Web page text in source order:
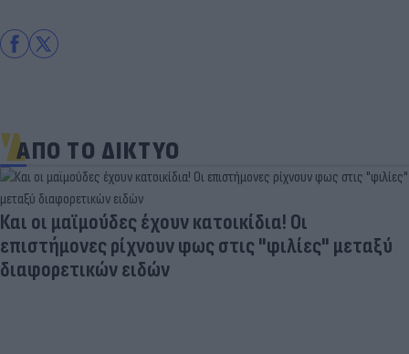
ΑΠΟ ΤΟ ΔΙΚΤΥΟ
Και οι μαϊμούδες έχουν κατοικίδια! Οι
επιστήμονες ρίχνουν φως στις "φιλίες" μεταξύ
διαφορετικών ειδών